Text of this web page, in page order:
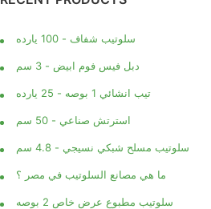
سلوتيب شفاف - 100 يارده
دبل فيس فوم ابيض - 3 سم
تيب انشائي 1 بوصه - 25 يارده
استرتش صناعي - 50 سم
سلوتيب مسلح شبكي نسيجي - 4.8 سم
ما هي مصانع السلوتيب في مصر ؟
سلوتيب مطبوع عرض خاص 2 بوصه